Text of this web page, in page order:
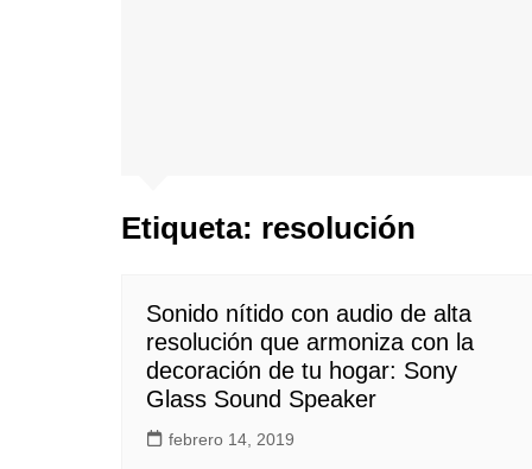
Etiqueta: resolución
Sonido nítido con audio de alta
resolución que armoniza con la
decoración de tu hogar: Sony
Glass Sound Speaker
febrero 14, 2019